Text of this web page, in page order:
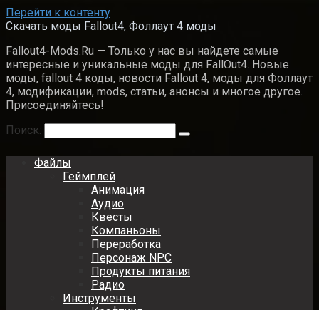
Перейти к контенту
Скачать моды Fallout4, Фоллаут 4 моды
Fallout4-Mods.Ru — Только у нас вы найдете самые
интересные и уникальные моды для FallOut4. Новые
моды, fallout 4 коды, новости Fallout 4, моды для Фоллаут
4, модификации, mods, статьи, анонсы и многое другое.
Присоединяйтесь!
Поиск:
Файлы
Геймплей
Анимация
Аудио
Квесты
Компаньоны
Переработка
Персонаж NPC
Продукты питания
Радио
Инструменты